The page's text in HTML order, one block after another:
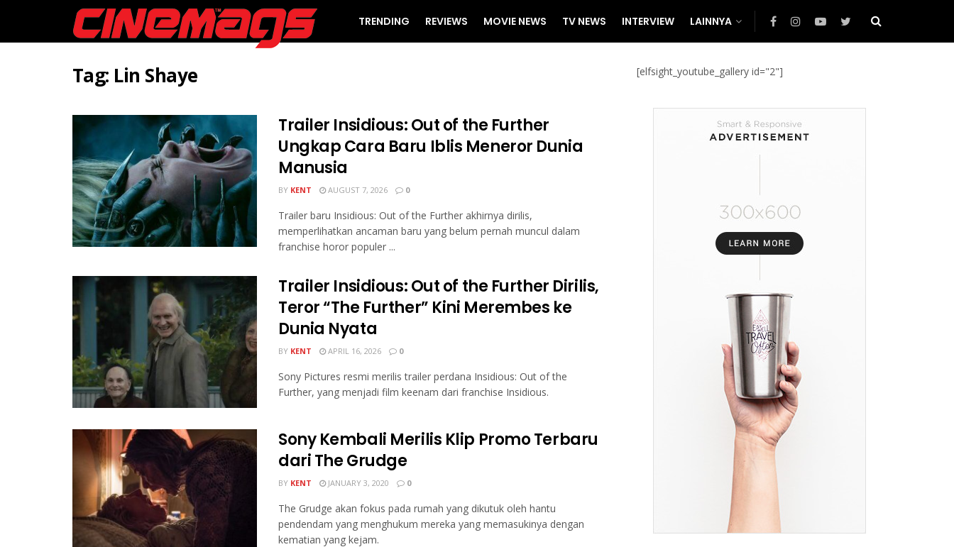
TRENDING REVIEWS MOVIE NEWS TV NEWS INTERVIEW LAINNYA
Tag: Lin Shaye
Trailer Insidious: Out of the Further
Ungkap Cara Baru Iblis Meneror Dunia
Manusia
BY KENT AUGUST 7, 2026 0
Trailer baru Insidious: Out of the Further akhirnya dirilis,
memperlihatkan ancaman baru yang belum pernah muncul dalam
franchise horor populer ...
Trailer Insidious: Out of the Further Dirilis,
Teror “The Further” Kini Merembes ke
Dunia Nyata
BY KENT APRIL 16, 2026 0
Sony Pictures resmi merilis trailer perdana Insidious: Out of the
Further, yang menjadi film keenam dari franchise Insidious.
Sony Kembali Merilis Klip Promo Terbaru
dari The Grudge
BY KENT JANUARY 3, 2020 0
The Grudge akan fokus pada rumah yang dikutuk oleh hantu
pendendam yang menghukum mereka yang memasukinya dengan
kematian yang kejam.
[elfsight_youtube_gallery id="2"]